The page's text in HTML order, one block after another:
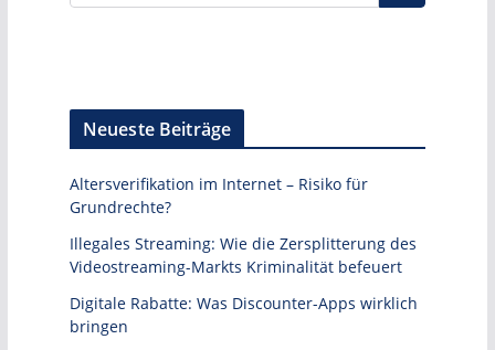
Neueste Beiträge
Altersverifikation im Internet – Risiko für
Grundrechte?
Illegales Streaming: Wie die Zersplitterung des
Videostreaming-Markts Kriminalität befeuert
Digitale Rabatte: Was Discounter-Apps wirklich
bringen